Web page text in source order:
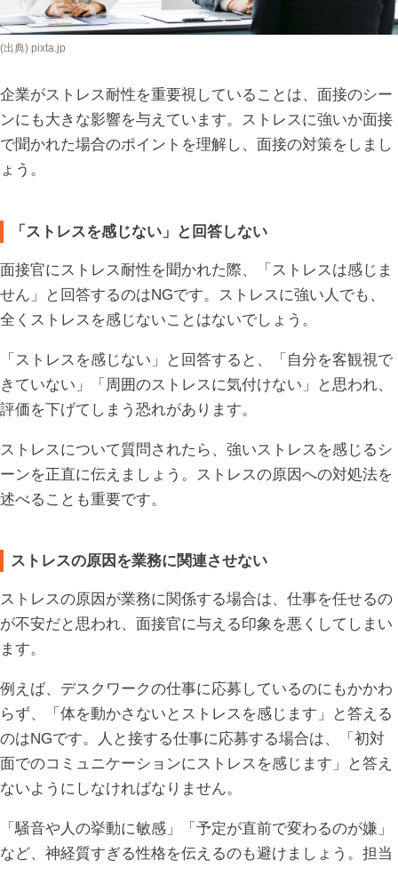
(出典) pixta.jp
企業がストレス耐性を重要視していることは、面接のシー
ンにも大きな影響を与えています。ストレスに強いか面接
で聞かれた場合のポイントを理解し、面接の対策をしまし
ょう。
「ストレスを感じない」と回答しない
面接官にストレス耐性を聞かれた際、「ストレスは感じま
せん」と回答するのはNGです。ストレスに強い人でも、
全くストレスを感じないことはないでしょう。
「ストレスを感じない」と回答すると、「自分を客観視で
きていない」「周囲のストレスに気付けない」と思われ、
評価を下げてしまう恐れがあります。
ストレスについて質問されたら、強いストレスを感じるシ
ーンを正直に伝えましょう。ストレスの原因への対処法を
述べることも重要です。
ストレスの原因を業務に関連させない
ストレスの原因が業務に関係する場合は、仕事を任せるの
が不安だと思われ、面接官に与える印象を悪くしてしまい
ます。
例えば、デスクワークの仕事に応募しているのにもかかわ
らず、「体を動かさないとストレスを感じます」と答える
のはNGです。人と接する仕事に応募する場合は、「初対
面でのコミュニケーションにストレスを感じます」と答え
ないようにしなければなりません。
「騒音や人の挙動に敏感」「予定が直前で変わるのが嫌」
など、神経質すぎる性格を伝えるのも避けましょう。担当